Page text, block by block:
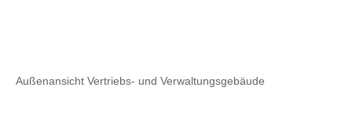
Außenansicht Vertriebs- und Verwaltungsgebäude